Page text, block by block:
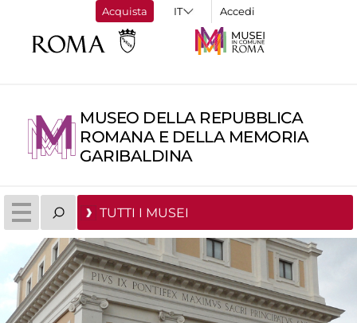
Acquista Accedi
MUSEO DELLA REPUBBLICA
ROMANA E DELLA MEMORIA
GARIBALDINA
TUTTI I MUSEI